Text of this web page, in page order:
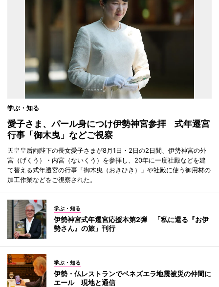
学ぶ・知る
愛子さま、パール身につけ伊勢神宮参拝 式年遷宮
行事「御木曳」などご視察
天皇皇后両陛下の長女愛子さまが8月1日・2日の2日間、伊勢神宮の外
宮（げくう）・内宮（ないくう）を参拝し、20年に一度社殿などを建
て替える式年遷宮の行事「御木曳（おきひき）」や社殿に使う御用材の
加工作業などをご視察された。
学ぶ・知る
伊勢神宮式年遷宮応援本第2弾 「私に還る『お伊
勢さん』の旅」刊行
学ぶ・知る
伊勢・仏レストランでベネズエラ地震被災の仲間に
エール 現地と通信